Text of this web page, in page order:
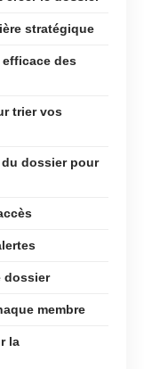
stratégique
des
trier vos
dossier pour
dossier
membre
la